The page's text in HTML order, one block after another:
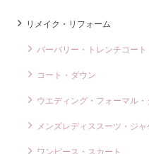
リメイク・リフォーム
バーバリー・トレンチコート
コート・ダウン
ウエディング・フォーマル・
メンズレディススーツ・ジャ
ワンピース・スカート